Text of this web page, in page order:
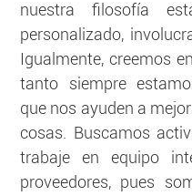
nuestra filosofía
personalizado,
Igualmente, creemos
tanto siempre
que nos ayuden a
cosas. Buscamos
trabaje en equipo
proveedores, pues